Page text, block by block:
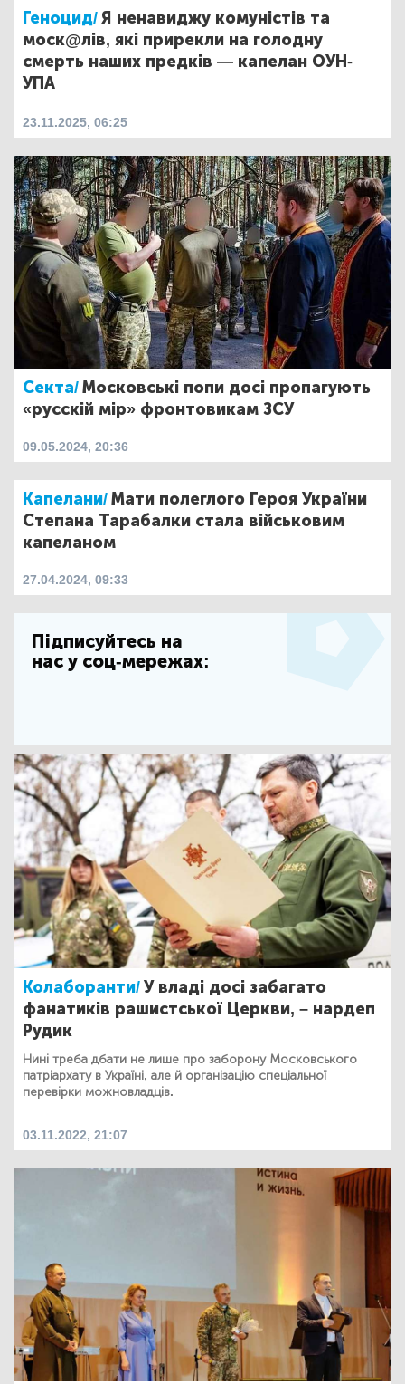
Геноцид/Я ненавиджу комуністів та
моск@лів, які прирекли на голодну
смерть наших предків — капелан ОУН-
УПА
23.11.2025, 06:25
Секта/Московські попи досі пропагують
«русскій мір» фронтовикам ЗСУ
09.05.2024, 20:36
Капелани/Мати полеглого Героя України
Степана Тарабалки стала військовим
капеланом
27.04.2024, 09:33
Підписуйтесь на
нас у соц-мережах:
Колаборанти/У владі досі забагато
фанатиків рашистської Церкви, – нардеп
Рудик
Нині треба дбати не лише про заборону Московського
патріархату в Україні, але й організацію спеціальної
перевірки можновладців.
03.11.2022, 21:07